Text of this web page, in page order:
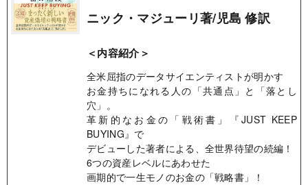
ニック・マジューリ著/児島 修訳
＜内容紹介＞
全米屈指のデータサイエンティストが明かす
お金持ちになれる人の「共通点」と「落とし
穴」。
革新的なお金の「戦術書」『JUST KEEP
BUYING』で
デビューした著者による、全世界待望の続編！
6つの資産レベルにあわせた
画期的で一生モノのお金の「戦略書」！